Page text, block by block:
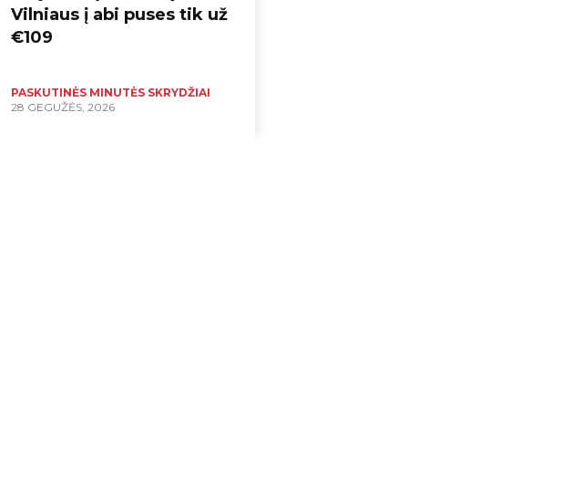
Vilniaus į abi puses tik už
€109
PASKUTINĖS MINUTĖS SKRYDŽIAI
28 GEGUŽĖS, 2026